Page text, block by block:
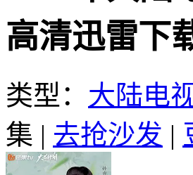
高清迅雷下
类型： 大陆电
集 | 去抢沙发 |